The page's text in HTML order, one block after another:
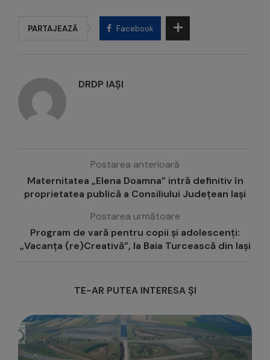
PARTAJEAZĂ Facebook
DRDP IAȘI
Postarea anterioară
Maternitatea „Elena Doamna” intră definitiv în
proprietatea publică a Consiliului Județean Iași
Postarea următoare
Program de vară pentru copii și adolescenți:
„Vacanța (re)Creativă”, la Baia Turcească din Iași
TE-AR PUTEA INTERESA ȘI